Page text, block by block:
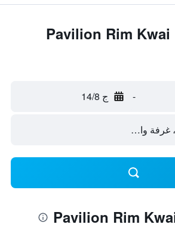
أفضل صفقات Pavilion Rim Kwai
- ج 14/8